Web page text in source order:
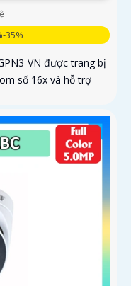
35%
VN được trang bị
số 16x và hỗ trợ